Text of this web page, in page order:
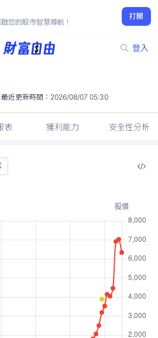
您的股市智慧導航！
打開
登入
-2.39%
最近更新時間： 2026/08/07 05:30
表 獲利能力 安全性分析